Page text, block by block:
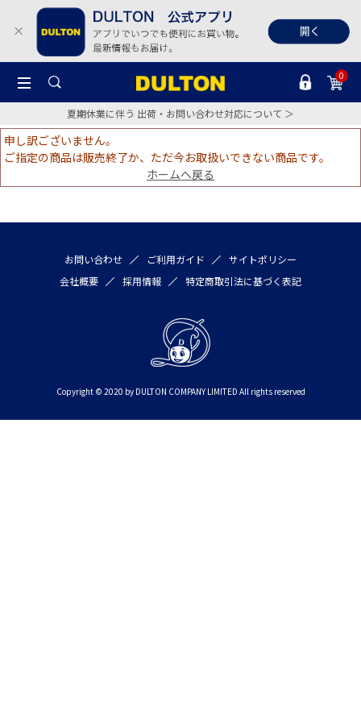
0
夏期休業に伴う 出荷・お問い合わせ対応について ＞
申し訳ございません。
ご指定の商品は販売終了か、ただ今お取扱いできない商品です。
ホームへ戻る
お問い合わせ ご利用ガイド
サイトポリシー
会社概要
採用情報 特定商取引法に基づく表記
Copyright © 2020 by DULTON COMPANY LIMITED All rights reserved